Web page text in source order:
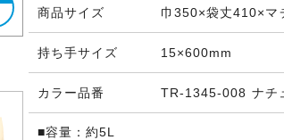
商品サイズ 巾350×袋丈410×マ
持ち手サイズ 15×600mm
カラー品番 TR-1345-008 ナチ
■容量：約5L